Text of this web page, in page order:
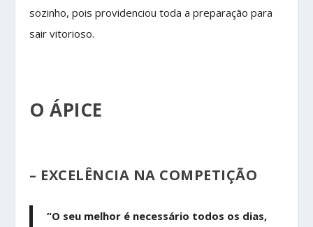
sozinho, pois providenciou toda a preparação para
sair vitorioso.
O ÁPICE
– EXCELÊNCIA NA COMPETIÇÃO
“O seu melhor é necessário todos os dias,